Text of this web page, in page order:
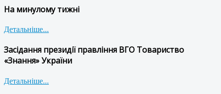
На минулому тижні
Детальніше...
Засідання президії правління ВГО Товариство
«Знання» України
Детальніше...